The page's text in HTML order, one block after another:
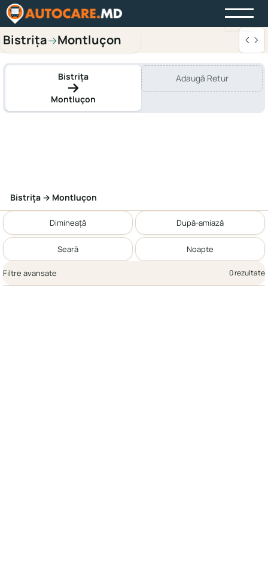
Bistriţa→Montluçon
Bistriţa
Montluçon
Adaugă Retur
Bistriţa → Montluçon
Dimineață După-amiază
Seară Noapte
Filtre avansate 0 rezultate